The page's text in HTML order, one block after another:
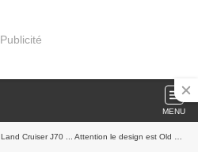
Publicité
MENU
Cruiser J70 ... Attention le design est Old school !